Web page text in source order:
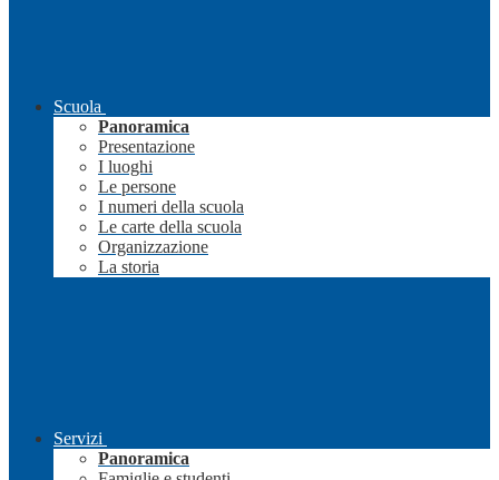
Scuola
Panoramica
Presentazione
I luoghi
Le persone
I numeri della scuola
Le carte della scuola
Organizzazione
La storia
Servizi
Panoramica